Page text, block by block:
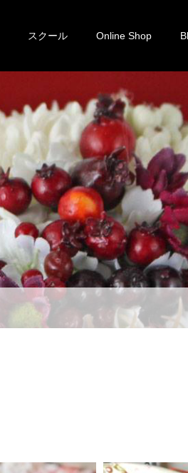
スクール Online Shop